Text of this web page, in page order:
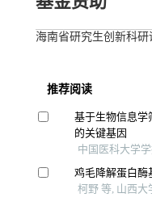
海南省研究生创新科研